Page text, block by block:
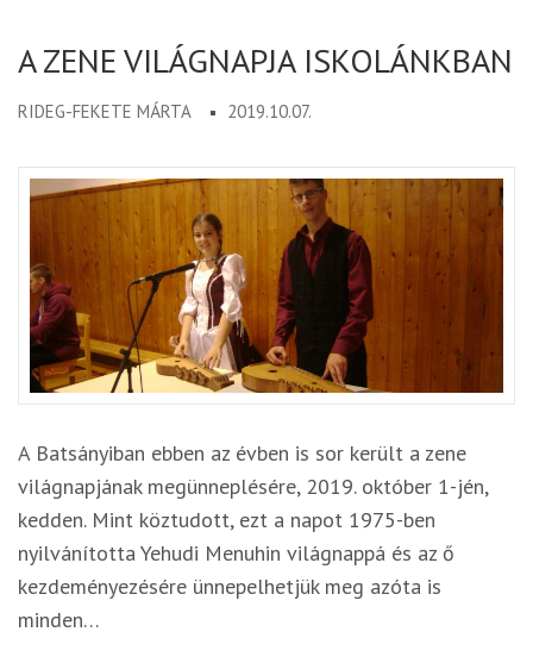
A ZENE VILÁGNAPJA ISKOLÁNKBAN
RIDEG-FEKETE MÁRTA 2019.10.07.
A Batsányiban ebben az évben is sor került a zene
világnapjának megünneplésére, 2019. október 1-jén,
kedden. Mint köztudott, ezt a napot 1975-ben
nyilvánította Yehudi Menuhin világnappá és az ő
kezdeményezésére ünnepelhetjük meg azóta is
minden…